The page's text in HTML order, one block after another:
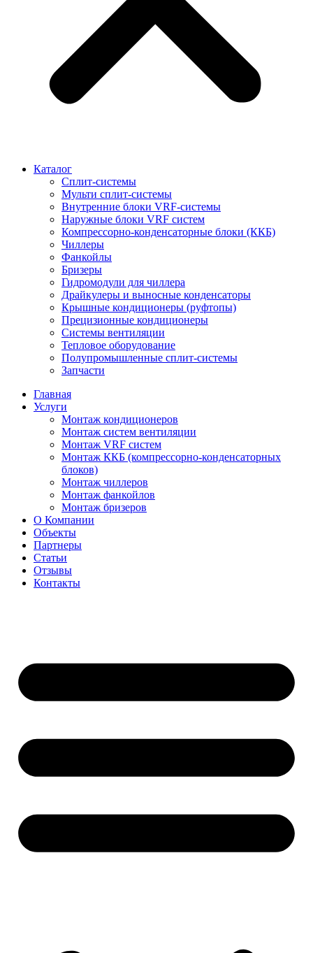
Каталог
Сплит-системы
Мульти сплит-системы
Внутренние блоки VRF-cистемы
Наружные блоки VRF cистем
Компрессорно-конденсаторные блоки (ККБ)
Чиллеры
Фанкойлы
Бризеры
Гидромодули для чиллера
Драйкулеры и выносные конденсаторы
Крышные кондиционеры (руфтопы)
Прецизионные кондиционеры
Системы вентиляции
Тепловое оборудование
Полупромышленные сплит-системы
Запчасти
Главная
Услуги
Монтаж кондиционеров
Монтаж cистем вентиляции
Монтаж VRF систем
Монтаж ККБ (компрессорно-конденсаторных
блоков)
Монтаж чиллеров
Монтаж фанкойлов
Монтаж бризеров
О Компании
Объекты
Партнеры
Статьи
Отзывы
Контакты